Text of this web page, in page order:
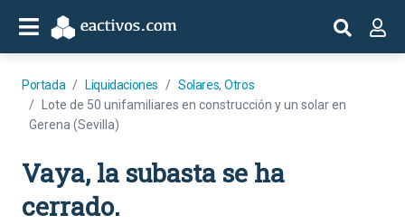
Portada Liquidaciones Solares,Otros
Lote de 50 unifamiliares en construcción y un solar en
Gerena (Sevilla)
Vaya, la subasta se ha
cerrado.